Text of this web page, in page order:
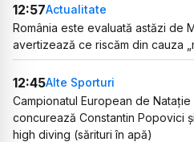
12:57Actualitate
România este evaluată astăzi de
avertizează ce riscăm din cauza
12:45Alte Sporturi
Campionatul European de Natație
concurează Constantin Popovici
high diving (sărituri în apă)